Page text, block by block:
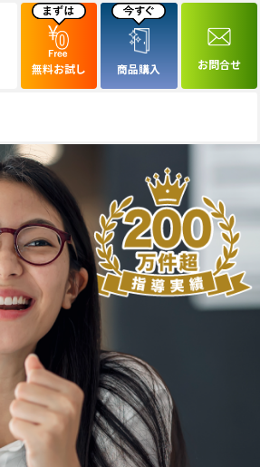
無料お試し 商品購入 お問合せ